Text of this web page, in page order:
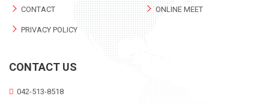
CONTACT
PRIVACY POLICY
ONLINE MEET
CONTACT US
042-513-8518